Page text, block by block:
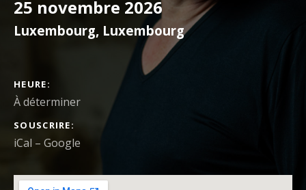
25 novembre 2026
Luxembourg, Luxembourg
DÉTAILS DU CONCERT
HEURE
À déterminer
SOUSCRIRE
iCal Google